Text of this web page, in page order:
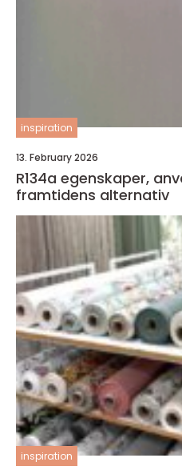
inspiration
13. February 2026
R134a egenskaper, användning och
framtidens alternativ
inspiration